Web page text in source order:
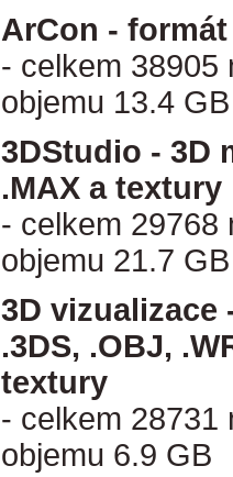
ArCon -
- celkem 38905
objemu 13.4 GB
3DStudio - 3D
.MAX a textury
- celkem 29768
objemu 21.7 GB
3D vizualizace
.3DS, .OBJ,
textury
- celkem 28731
objemu 6.9 GB